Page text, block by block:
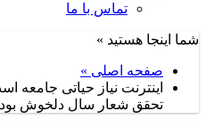
تماس با ما
شما اینجا هستید »
صفحه اصلی »
اینترنت نیاز حیاتی جامعه
تحقق شعار سال دلخوش